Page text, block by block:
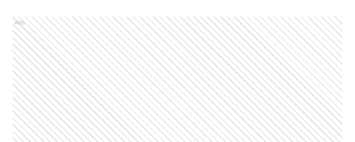
Ads